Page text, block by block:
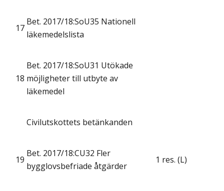
17
Bet. 2017/18:SoU35 Nationell
läkemedelslista
18
Bet. 2017/18:SoU31 Utökade
möjligheter till utbyte av
läkemedel
Civilutskottets betänkanden
19
Bet. 2017/18:CU32 Fler
bygglovsbefriade åtgärder
1 res. (L)